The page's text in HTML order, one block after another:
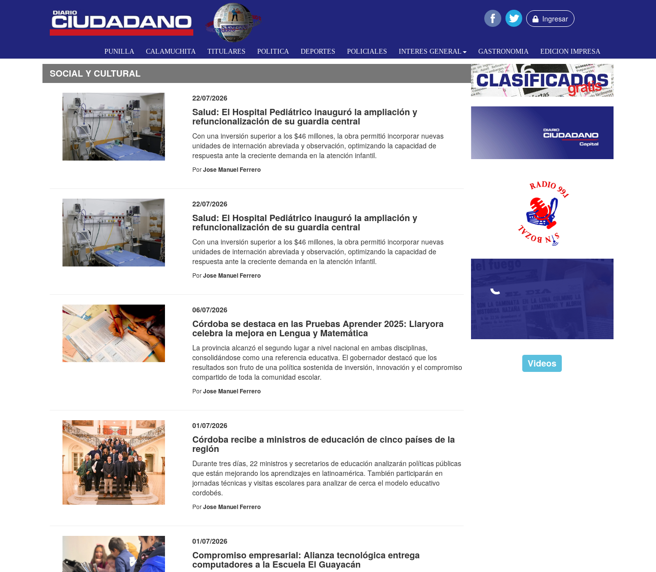
Ingresar
PUNILLA CALAMUCHITA TITULARES POLITICA DEPORTES POLICIALES INTERES GENERAL GASTRONOMIA EDICION IMPRESA
SOCIAL Y CULTURAL
22/07/2026
Salud: El Hospital Pediátrico inauguró la ampliación y
refuncionalización de su guardia central
Con una inversión superior a los $46 millones, la obra permitió incorporar nuevas
unidades de internación abreviada y observación, optimizando la capacidad de
respuesta ante la creciente demanda en la atención infantil.
PorJose Manuel Ferrero
22/07/2026
Salud: El Hospital Pediátrico inauguró la ampliación y
refuncionalización de su guardia central
Con una inversión superior a los $46 millones, la obra permitió incorporar nuevas
unidades de internación abreviada y observación, optimizando la capacidad de
respuesta ante la creciente demanda en la atención infantil.
PorJose Manuel Ferrero
06/07/2026
Córdoba se destaca en las Pruebas Aprender 2025: Llaryora
celebra la mejora en Lengua y Matemática
La provincia alcanzó el segundo lugar a nivel nacional en ambas disciplinas,
consolidándose como una referencia educativa. El gobernador destacó que los
resultados son fruto de una política sostenida de inversión, innovación y el compromiso
compartido de toda la comunidad escolar.
PorJose Manuel Ferrero
01/07/2026
Córdoba recibe a ministros de educación de cinco países de la
región
Durante tres días, 22 ministros y secretarios de educación analizarán políticas públicas
que están mejorando los aprendizajes en latinoamérica. También participarán en
jornadas técnicas y visitas escolares para analizar de cerca el modelo educativo
cordobés.
PorJose Manuel Ferrero
01/07/2026
Compromiso empresarial: Alianza tecnológica entrega
computadores a la Escuela El Guayacán
Videos